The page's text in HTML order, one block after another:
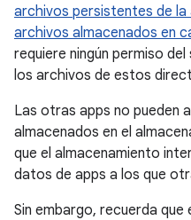
archivos persistentes de la
archivos almacenados en
requiere ningún permiso
los archivos de estos
Las otras apps no pueden
almacenados en el
que el almacenamiento
datos de apps a los que
Sin embargo, recuerda